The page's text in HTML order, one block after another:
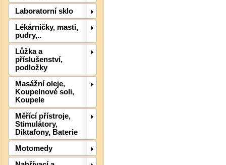
Laboratorní sklo
Lékárničky, masti,
pudry,..
Lůžka a
příslušenství,
podložky
Masážní oleje,
Koupelnové soli,
Koupele
Měřící přístroje,
Stimulátory,
Diktafony, Baterie
Motomedy